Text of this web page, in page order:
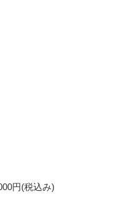
円(税込み)